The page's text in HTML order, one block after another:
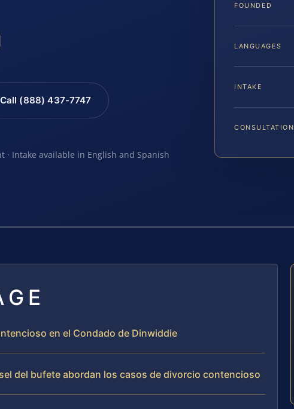
Call (888) 437-7747
Intake available in English and Spanish
FOUNDED
LANGUAGES
INTAKE
CONSULTATION
en el Condado de Dinwiddie
del bufete abordan los casos de divorcio contencioso